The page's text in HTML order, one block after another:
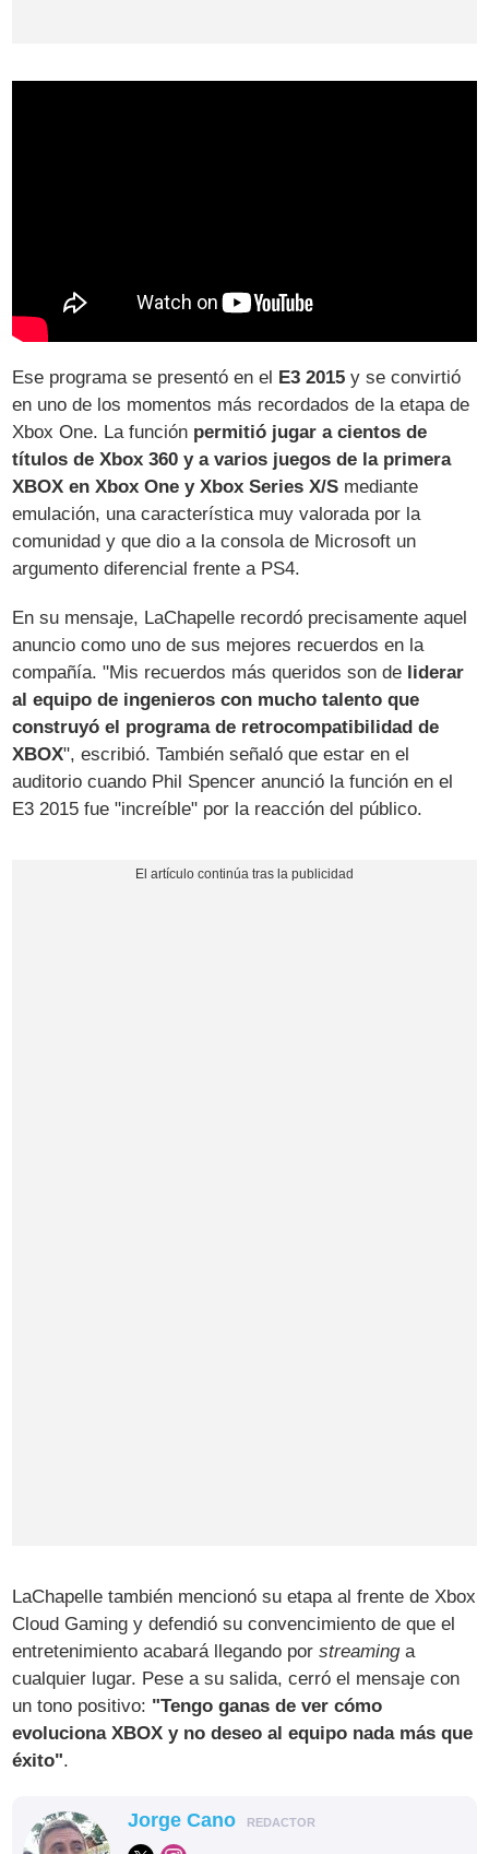
Ese programa se presentó en el E3 2015 y se convirtió
en uno de los momentos más recordados de la etapa de
Xbox One. La función permitió jugar a cientos de
títulos de Xbox 360 y a varios juegos de la primera
XBOX en Xbox One y Xbox Series X/S mediante
emulación, una característica muy valorada por la
comunidad y que dio a la consola de Microsoft un
argumento diferencial frente a PS4.
En su mensaje, LaChapelle recordó precisamente aquel
anuncio como uno de sus mejores recuerdos en la
compañía. "Mis recuerdos más queridos son de liderar
al equipo de ingenieros con mucho talento que
construyó el programa de retrocompatibilidad de
XBOX", escribió. También señaló que estar en el
auditorio cuando Phil Spencer anunció la función en el
E3 2015 fue "increíble" por la reacción del público.
LaChapelle también mencionó su etapa al frente de Xbox
Cloud Gaming y defendió su convencimiento de que el
entretenimiento acabará llegando porstreaminga
cualquier lugar. Pese a su salida, cerró el mensaje con
un tono positivo: "Tengo ganas de ver cómo
evoluciona XBOX y no deseo al equipo nada más que
éxito".
Jorge Cano REDACTOR